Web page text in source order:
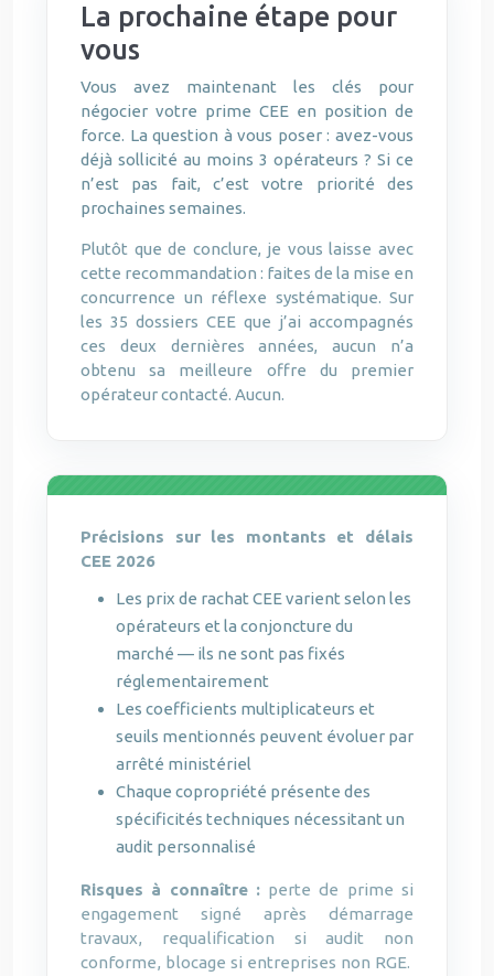
La prochaine étape pour
vous
Vous avez maintenant les clés pour
négocier votre prime CEE en position de
force. La question à vous poser : avez-vous
déjà sollicité au moins 3 opérateurs ? Si ce
n’est pas fait, c’est votre priorité des
prochaines semaines.
Plutôt que de conclure, je vous laisse avec
cette recommandation : faites de la mise en
concurrence un réflexe systématique. Sur
les 35 dossiers CEE que j’ai accompagnés
ces deux dernières années, aucun n’a
obtenu sa meilleure offre du premier
opérateur contacté. Aucun.
Précisions sur les montants et délais
CEE 2026
Les prix de rachat CEE varient selon les
opérateurs et la conjoncture du
marché — ils ne sont pas fixés
réglementairement
Les coefficients multiplicateurs et
seuils mentionnés peuvent évoluer par
arrêté ministériel
Chaque copropriété présente des
spécificités techniques nécessitant un
audit personnalisé
Risques à connaître :perte de prime si
engagement signé après démarrage
travaux, requalification si audit non
conforme, blocage si entreprises non RGE.